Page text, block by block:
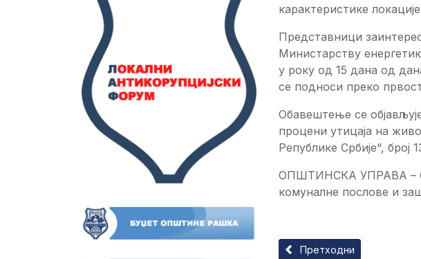
карактеристике
Представници
Министарству
у року од 15 дана од
се подноси преко
Обавештење се
процени утицаја на
Републике Србије“, број
ОПШТИНСКА УПРАВА –
комуналне послове и
Претходни чланак:
Претходни